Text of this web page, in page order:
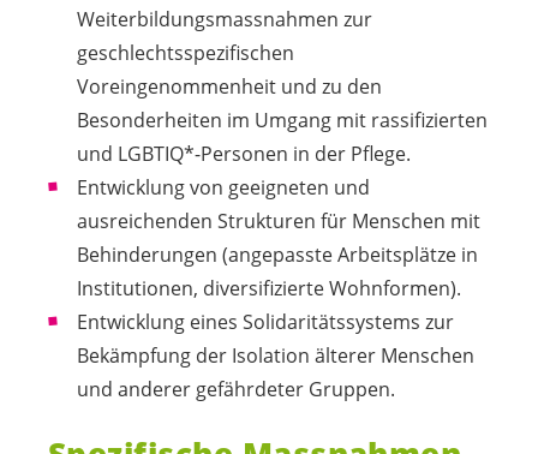
Weiterbildungsmassnahmen zur
geschlechtsspezifischen
Voreingenommenheit und zu den
Besonderheiten im Umgang mit rassifizierten
und LGBTIQ*-Personen in der Pflege.
Entwicklung von geeigneten und
ausreichenden Strukturen für Menschen mit
Behinderungen (angepasste Arbeitsplätze in
Institutionen, diversifizierte Wohnformen).
Entwicklung eines Solidaritätssystems zur
Bekämpfung der Isolation älterer Menschen
und anderer gefährdeter Gruppen.